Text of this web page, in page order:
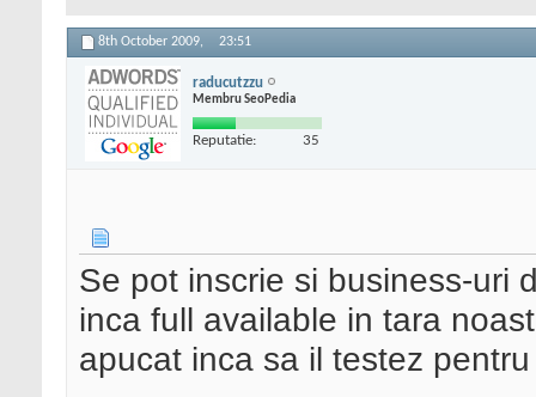
8th October 2009, 23:51
raducutzzu
Membru SeoPedia
Reputatie: 35
Se pot inscrie si business-uri
inca full available in tara
apucat inca sa il testez